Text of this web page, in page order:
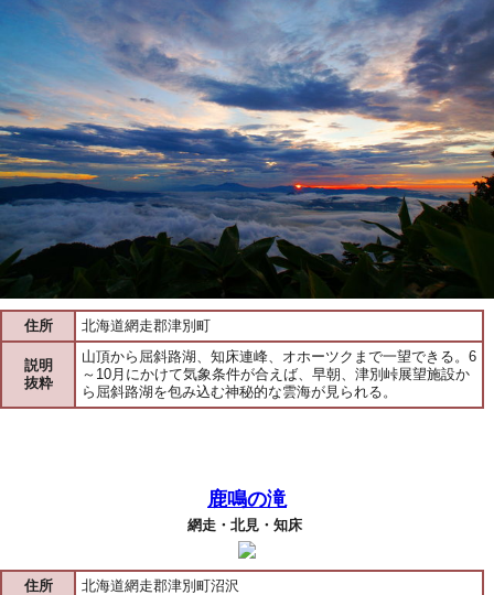
住所 北海道網走郡津別町
説明
抜粋
山頂から屈斜路湖、知床連峰、オホーツクまで一望できる。6
～10月にかけて気象条件が合えば、早朝、津別峠展望施設か
ら屈斜路湖を包み込む神秘的な雲海が見られる。
鹿鳴の滝
網走・北見・知床
住所
北海道網走郡津別町沼沢